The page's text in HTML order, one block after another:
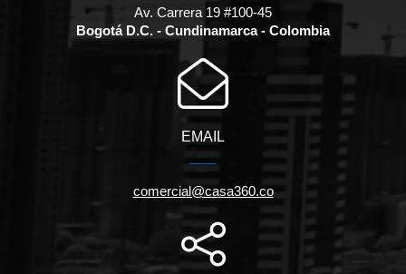
Av. Carrera 19 #100-45
Bogotá D.C. - Cundinamarca - Colombia
EMAIL
comercial@casa360.co